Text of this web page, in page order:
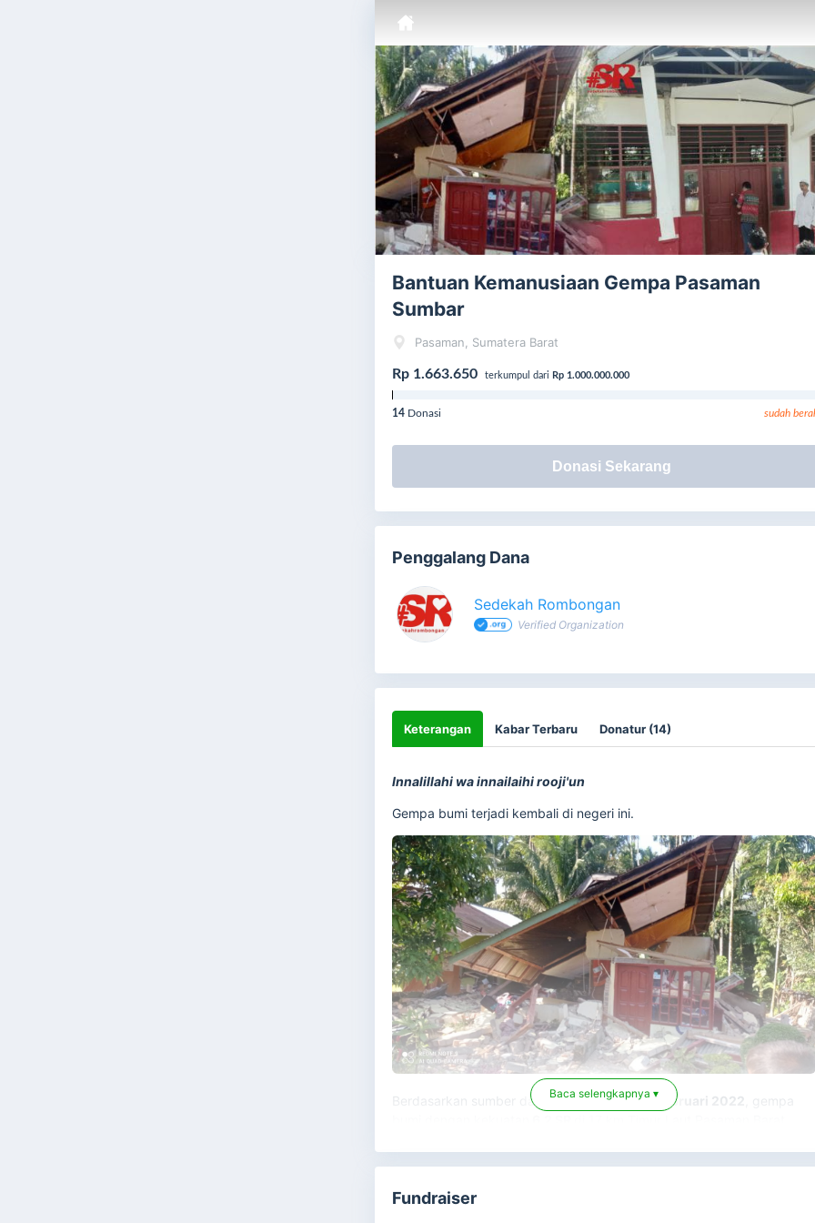
Bantuan Kemanusiaan Gempa Pasaman
Sumbar
Pasaman, Sumatera Barat
Rp 1.663.650 terkumpul dari Rp 1.000.000.000
14 Donasi sudah
Donasi Sekarang
Penggalang Dana
Sedekah Rombongan
Verified Organization
Keterangan Kabar Terbaru Donatur (14)
Innalillahi wa innailaihi rooji'un
Gempa bumi terjadi kembali di negeri ini.
Berdasarkan sumber dari BMKG,Jum'at, 25 Februari 2022
Pemerintah setempat menginformasikan, wilayahTalu, Kajai, dan
Simpang Tigo Nagari
terdampak gempa.
Baca selengkapnya ▾
Fundraiser